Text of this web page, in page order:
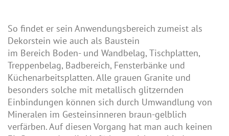
So findet er sein Anwendungsbereich zumeist als
Dekorstein wie auch als Baustein
im Bereich Boden- und Wandbelag, Tischplatten,
Treppenbelag, Badbereich, Fensterbänke und
Küchenarbeitsplatten. Alle grauen Granite und
besonders solche mit metallisch glitzernden
Einbindungen können sich durch Umwandlung von
Mineralen im Gesteinsinneren braun-gelblich
verfärben. Auf diesen Vorgang hat man auch keinen